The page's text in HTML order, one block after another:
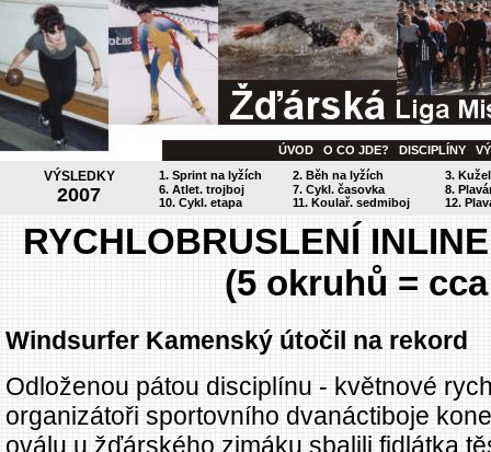
ÚVOD O CO JDE? DISCIPLÍNY
VÝSLEDKY
2007
1. Sprint na lyžích 2. Běh na lyžích
3.
6. Atlet. trojboj
7. Cykl. časovka
8.
10. Cykl. etapa
11. Koulař. sedmiboj 12.
RYCHLOBRUSLENÍ
(5 okruhů =
Windsurfer Kamenský útočil na rekord
Odloženou pátou disciplínu - květnové
organizátoři sportovního dvanáctiboje
oválu u žďárského zimáku sbalili fidlátka